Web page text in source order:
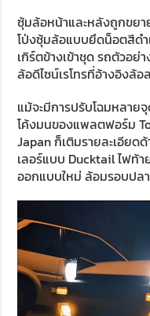
ซุ้มล้อหน้าและหลังถูกขย
โป่งซุ้มล้อแบบยึดน็อตสีดำ
เกิร์ตข้างเข้าชุด รถตัวอย่
ล้อดีไซน์เรโทรที่อ้างอิงล้
แม้จะมีการปรับโฉมหลาย
โค้งมนของแพลตฟอร์ม
Japan ก็เติมรายละเอีย
เลอร์แบบ Ducktail ไฟท้
ออกแบบใหม่ ล้อมรอบปล